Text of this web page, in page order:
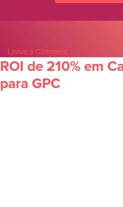
Leave a Comment
ROI de 210% em
para GPC